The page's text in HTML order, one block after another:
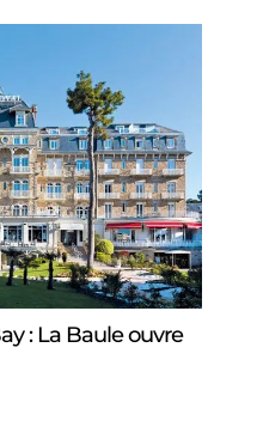
: La Baule ouvre